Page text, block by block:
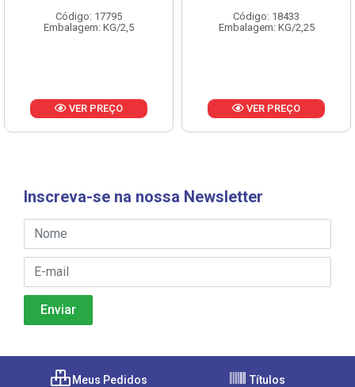
Código: 17795
Embalagem: KG/2,5
VER PREÇO
Código: 18433
Embalagem: KG/2,25
VER PREÇO
Inscreva-se na nossa Newsletter
Meus Pedidos Títulos